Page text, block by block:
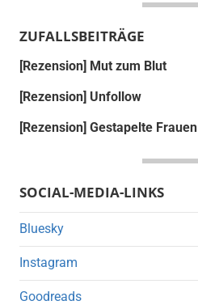
ZUFALLSBEITRÄGE
[Rezension] Mut zum Blut
[Rezension] Unfollow
[Rezension] Gestapelte Frauen
SOCIAL-MEDIA-LINKS
Bluesky
Instagram
Goodreads